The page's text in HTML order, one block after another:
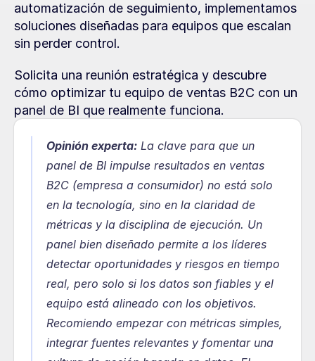
automatización de seguimiento, implementamos
soluciones diseñadas para equipos que escalan
sin perder control.
Solicita una reunión estratégica y descubre
cómo optimizar tu equipo de ventas B2C con un
panel de BI que realmente funciona.
Opinión experta: La clave para que un
panel de BI impulse resultados en ventas
B2C (empresa a consumidor) no está solo
en la tecnología, sino en la claridad de
métricas y la disciplina de ejecución. Un
panel bien diseñado permite a los líderes
detectar oportunidades y riesgos en tiempo
real, pero solo si los datos son fiables y el
equipo está alineado con los objetivos.
Recomiendo empezar con métricas simples,
integrar fuentes relevantes y fomentar una